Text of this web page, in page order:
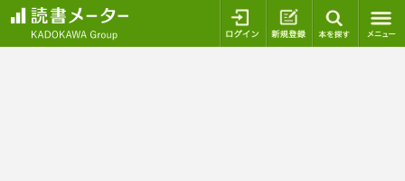
ログイン 新規登録